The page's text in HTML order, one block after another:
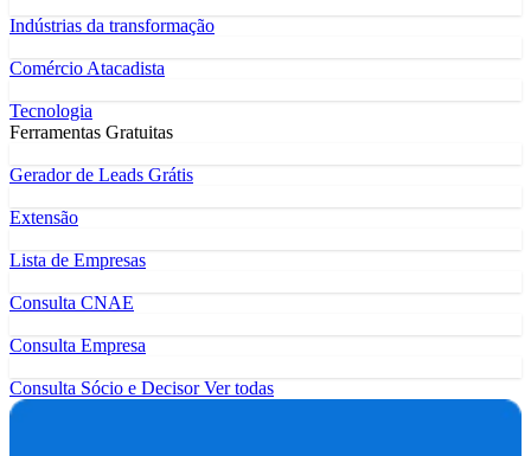
Indústrias da transformação
Comércio Atacadista
Tecnologia
Ferramentas Gratuitas
Gerador de Leads Grátis
Extensão
Lista de Empresas
Consulta CNAE
Consulta Empresa
Consulta Sócio e DecisorVer todas